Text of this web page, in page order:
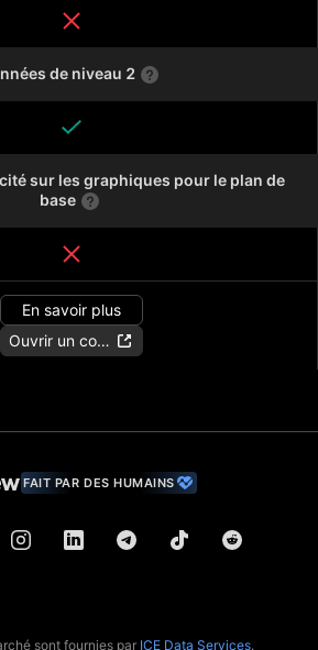
de niveau 2
sur les graphiques pour le plan de
base
En savoir plus
Ouvrir un compte
FAIT PAR DES HUMAINS
sont fournies par ICE Data Services.